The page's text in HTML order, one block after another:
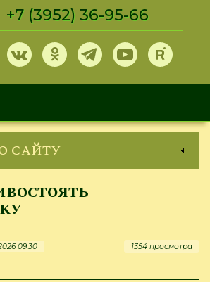
+7 (3952) 36-95-66
сайту
09:30 1354 просмотра